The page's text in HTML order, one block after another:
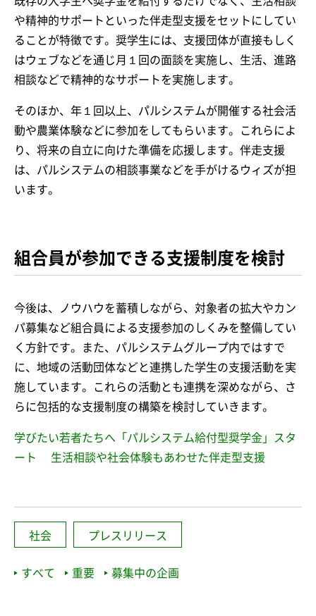
や精神的サポートといった伴走型支援をセットにしてい
ることが特徴です。奨学生には、支援団体が直接もしく
はウェブなどを通じ月１回の面談を実施し、生活、進路
相談などで精神的なサポートを実施します。
そのほか、年１回以上、パルシステムが開催する社会活
動や農業体験などに参加をしてもらいます。これらによ
り、将来の自立に向けた準備を応援します。伴走支援
は、パルシステムの相談事業などを手がけるウィズが担
います。
組合員が参加できる支援制度を検討
今後は、ノウハウを蓄積しながら、対象者の拡大やカン
パ募集など組合員による支援参加のしくみを整備してい
く方針です。また、パルシステムグループ内ではすで
に、地域の活動団体などと連携した学生の支援活動を実
施しています。これらの活動とも連携を深めながら、さ
らに包括的な支援制度の構築を検討していきます。
学びたい若者たちへ「パルシステム給付型奨学金」スタ
ート 生活相談や社会体験もあわせた伴走型支援
社会 プレスリリース
すべて 重要 募集中の企画